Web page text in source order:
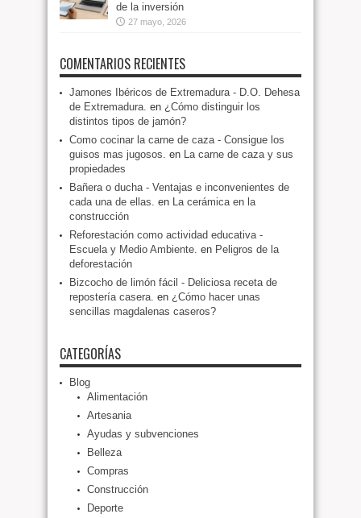
de la inversión
27 mayo, 2026
COMENTARIOS RECIENTES
Jamones Ibéricos de Extremadura - D.O. Dehesa
de Extremadura. en ¿Cómo distinguir los
distintos tipos de jamón?
Como cocinar la carne de caza - Consigue los
guisos mas jugosos. en La carne de caza y sus
propiedades
Bañera o ducha - Ventajas e inconvenientes de
cada una de ellas. en La cerámica en la
construcción
Reforestación como actividad educativa -
Escuela y Medio Ambiente. en Peligros de la
deforestación
Bizcocho de limón fácil - Deliciosa receta de
repostería casera. en ¿Cómo hacer unas
sencillas magdalenas caseros?
CATEGORÍAS
Blog
Alimentación
Artesania
Ayudas y subvenciones
Belleza
Compras
Construcción
Deporte